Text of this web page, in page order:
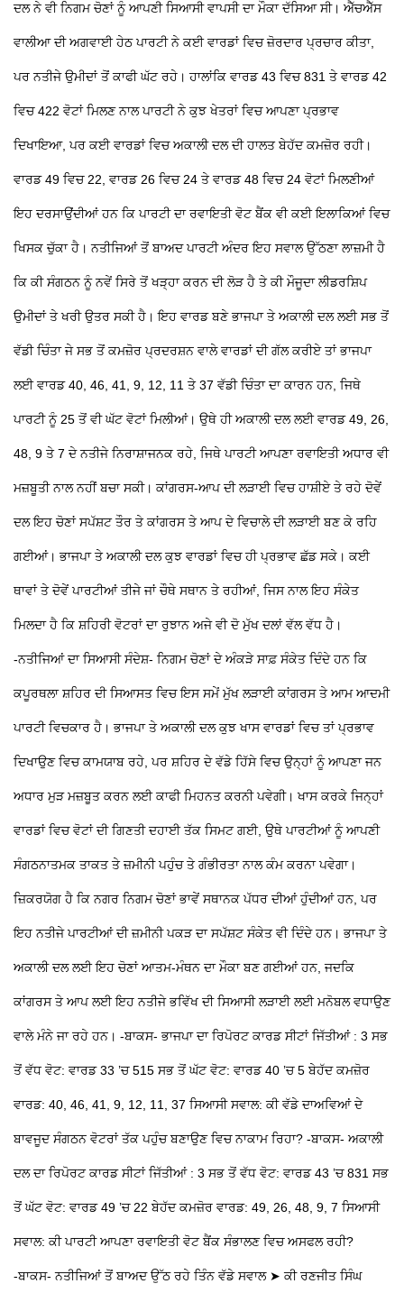
ਦਲ ਨੇ ਵੀ ਨਿਗਮ ਚੋਣਾਂ ਨੂੰ ਆਪਣੀ ਸਿਆਸੀ ਵਾਪਸੀ ਦਾ ਮੌਕਾ ਦੱਸਿਆ ਸੀ। ਐੱਚਐੱਸ
ਵਾਲੀਆ ਦੀ ਅਗਵਾਈ ਹੇਠ ਪਾਰਟੀ ਨੇ ਕਈ ਵਾਰਡਾਂ ਵਿਚ ਜ਼ੋਰਦਾਰ ਪ੍ਰਚਾਰ ਕੀਤਾ,
ਪਰ ਨਤੀਜੇ ਉਮੀਦਾਂ ਤੋਂ ਕਾਫੀ ਘੱਟ ਰਹੇ। ਹਾਲਾਂਕਿ ਵਾਰਡ 43 ਵਿਚ 831 ਤੇ ਵਾਰਡ 42
ਵਿਚ 422 ਵੋਟਾਂ ਮਿਲਣ ਨਾਲ ਪਾਰਟੀ ਨੇ ਕੁਝ ਖੇਤਰਾਂ ਵਿਚ ਆਪਣਾ ਪ੍ਰਭਾਵ
ਦਿਖਾਇਆ, ਪਰ ਕਈ ਵਾਰਡਾਂ ਵਿਚ ਅਕਾਲੀ ਦਲ ਦੀ ਹਾਲਤ ਬੇਹੱਦ ਕਮਜ਼ੋਰ ਰਹੀ।
ਵਾਰਡ 49 ਵਿਚ 22, ਵਾਰਡ 26 ਵਿਚ 24 ਤੇ ਵਾਰਡ 48 ਵਿਚ 24 ਵੋਟਾਂ ਮਿਲਣੀਆਂ
ਇਹ ਦਰਸਾਉਂਦੀਆਂ ਹਨ ਕਿ ਪਾਰਟੀ ਦਾ ਰਵਾਇਤੀ ਵੋਟ ਬੈਂਕ ਵੀ ਕਈ ਇਲਾਕਿਆਂ ਵਿਚ
ਖਿਸਕ ਚੁੱਕਾ ਹੈ। ਨਤੀਜਿਆਂ ਤੋਂ ਬਾਅਦ ਪਾਰਟੀ ਅੰਦਰ ਇਹ ਸਵਾਲ ਉੱਠਣਾ ਲਾਜ਼ਮੀ ਹੈ
ਕਿ ਕੀ ਸੰਗਠਨ ਨੂੰ ਨਵੇਂ ਸਿਰੇ ਤੋਂ ਖੜ੍ਹਾ ਕਰਨ ਦੀ ਲੋੜ ਹੈ ਤੇ ਕੀ ਮੌਜੂਦਾ ਲੀਡਰਸ਼ਿਪ
ਉਮੀਦਾਂਤੇ ਖਰੀ ਉਤਰ ਸਕੀ ਹੈ।ਇਹ ਵਾਰਡ ਬਣੇ ਭਾਜਪਾ ਤੇ ਅਕਾਲੀ ਦਲ ਲਈ ਸਭ ਤੋਂ
ਵੱਡੀ ਚਿੰਤਾਜੇ ਸਭ ਤੋਂ ਕਮਜ਼ੋਰ ਪ੍ਰਦਰਸ਼ਨ ਵਾਲੇ ਵਾਰਡਾਂ ਦੀ ਗੱਲ ਕਰੀਏ ਤਾਂ ਭਾਜਪਾ
ਲਈ ਵਾਰਡ 40, 46, 41, 9, 12, 11 ਤੇ 37 ਵੱਡੀ ਚਿੰਤਾ ਦਾ ਕਾਰਨ ਹਨ, ਜਿਥੇ
ਪਾਰਟੀ ਨੂੰ 25 ਤੋਂ ਵੀ ਘੱਟ ਵੋਟਾਂ ਮਿਲੀਆਂ। ਉਥੇ ਹੀ ਅਕਾਲੀ ਦਲ ਲਈ ਵਾਰਡ 49, 26,
48, 9 ਤੇ 7 ਦੇ ਨਤੀਜੇ ਨਿਰਾਸ਼ਾਜਨਕ ਰਹੇ, ਜਿਥੇ ਪਾਰਟੀ ਆਪਣਾ ਰਵਾਇਤੀ ਅਧਾਰ ਵੀ
ਮਜ਼ਬੂਤੀ ਨਾਲ ਨਹੀਂ ਬਚਾ ਸਕੀ।ਕਾਂਗਰਸ-ਆਪ ਦੀ ਲੜਾਈ ਵਿਚ ਹਾਸ਼ੀਏਤੇ ਰਹੇ ਦੋਵੇਂ
ਦਲਇਹ ਚੋਣਾਂ ਸਪੱਸ਼ਟ ਤੌਰ ਤੇ ਕਾਂਗਰਸ ਤੇ ਆਪ ਦੇ ਵਿਚਾਲੇ ਦੀ ਲੜਾਈ ਬਣ ਕੇ ਰਹਿ
ਗਈਆਂ। ਭਾਜਪਾ ਤੇ ਅਕਾਲੀ ਦਲ ਕੁਝ ਵਾਰਡਾਂ ਵਿਚ ਹੀ ਪ੍ਰਭਾਵ ਛੱਡ ਸਕੇ। ਕਈ
ਥਾਵਾਂਤੇ ਦੋਵੇਂ ਪਾਰਟੀਆਂ ਤੀਜੇ ਜਾਂ ਚੌਥੇ ਸਥਾਨ ਤੇ ਰਹੀਆਂ, ਜਿਸ ਨਾਲ ਇਹ ਸੰਕੇਤ
ਮਿਲਦਾ ਹੈ ਕਿ ਸ਼ਹਿਰੀ ਵੋਟਰਾਂ ਦਾ ਰੁਝਾਨ ਅਜੇ ਵੀ ਦੋ ਮੁੱਖ ਦਲਾਂ ਵੱਲ ਵੱਧ ਹੈ।
-ਨਤੀਜਿਆਂ ਦਾ ਸਿਆਸੀ ਸੰਦੇਸ਼- ਨਿਗਮ ਚੋਣਾਂ ਦੇ ਅੰਕੜੇ ਸਾਫ਼ ਸੰਕੇਤ ਦਿੰਦੇ ਹਨ ਕਿ
ਕਪੂਰਥਲਾ ਸ਼ਹਿਰ ਦੀ ਸਿਆਸਤ ਵਿਚ ਇਸ ਸਮੇਂ ਮੁੱਖ ਲੜਾਈ ਕਾਂਗਰਸ ਤੇ ਆਮ ਆਦਮੀ
ਪਾਰਟੀ ਵਿਚਕਾਰ ਹੈ। ਭਾਜਪਾ ਤੇ ਅਕਾਲੀ ਦਲ ਕੁਝ ਖਾਸ ਵਾਰਡਾਂ ਵਿਚ ਤਾਂ ਪ੍ਰਭਾਵ
ਦਿਖਾਉਣ ਵਿਚ ਕਾਮਯਾਬ ਰਹੇ, ਪਰ ਸ਼ਹਿਰ ਦੇ ਵੱਡੇ ਹਿੱਸੇ ਵਿਚ ਉਨ੍ਹਾਂ ਨੂੰ ਆਪਣਾ ਜਨ
ਅਧਾਰ ਮੁੜ ਮਜ਼ਬੂਤ ਕਰਨ ਲਈ ਕਾਫੀ ਮਿਹਨਤ ਕਰਨੀ ਪਵੇਗੀ। ਖਾਸ ਕਰਕੇ ਜਿਨ੍ਹਾਂ
ਵਾਰਡਾਂ ਵਿਚ ਵੋਟਾਂ ਦੀ ਗਿਣਤੀ ਦਹਾਈ ਤੱਕ ਸਿਮਟ ਗਈ, ਉਥੇ ਪਾਰਟੀਆਂ ਨੂੰ ਆਪਣੀ
ਸੰਗਠਨਾਤਮਕ ਤਾਕਤ ਤੇ ਜ਼ਮੀਨੀ ਪਹੁੰਚਤੇ ਗੰਭੀਰਤਾ ਨਾਲ ਕੰਮ ਕਰਨਾ ਪਵੇਗਾ।
ਜ਼ਿਕਰਯੋਗ ਹੈ ਕਿ ਨਗਰ ਨਿਗਮ ਚੋਣਾਂ ਭਾਵੇਂ ਸਥਾਨਕ ਪੱਧਰ ਦੀਆਂ ਹੁੰਦੀਆਂ ਹਨ, ਪਰ
ਇਹ ਨਤੀਜੇ ਪਾਰਟੀਆਂ ਦੀ ਜ਼ਮੀਨੀ ਪਕੜ ਦਾ ਸਪੱਸ਼ਟ ਸੰਕੇਤ ਵੀ ਦਿੰਦੇ ਹਨ। ਭਾਜਪਾ ਤੇ
ਅਕਾਲੀ ਦਲ ਲਈ ਇਹ ਚੋਣਾਂ ਆਤਮ-ਮੰਥਨ ਦਾ ਮੌਕਾ ਬਣ ਗਈਆਂ ਹਨ, ਜਦਕਿ
ਕਾਂਗਰਸ ਤੇ ਆਪ ਲਈ ਇਹ ਨਤੀਜੇ ਭਵਿੱਖ ਦੀ ਸਿਆਸੀ ਲੜਾਈ ਲਈ ਮਨੋਬਲ ਵਧਾਉਣ
ਵਾਲੇ ਮੰਨੇ ਜਾ ਰਹੇ ਹਨ। -ਬਾਕਸ-ਭਾਜਪਾ ਦਾ ਰਿਪੋਰਟ ਕਾਰਡਸੀਟਾਂ ਜਿੱਤੀਆਂ : 3 ਸਭ
ਤੋਂ ਵੱਧ ਵੋਟ: ਵਾਰਡ 33 ’ਚ 515 ਸਭ ਤੋਂ ਘੱਟ ਵੋਟ: ਵਾਰਡ 40 ’ਚ 5ਬੇਹੱਦ ਕਮਜ਼ੋਰ
ਵਾਰਡ: 40, 46, 41, 9, 12, 11, 37 ਸਿਆਸੀ ਸਵਾਲ:ਕੀ ਵੱਡੇ ਦਾਅਵਿਆਂ ਦੇ
ਬਾਵਜੂਦ ਸੰਗਠਨ ਵੋਟਰਾਂ ਤੱਕ ਪਹੁੰਚ ਬਣਾਉਣ ਵਿਚ ਨਾਕਾਮ ਰਿਹਾ? -ਬਾਕਸ- ਅਕਾਲੀ
ਦਲ ਦਾ ਰਿਪੋਰਟ ਕਾਰਡਸੀਟਾਂ ਜਿੱਤੀਆਂ : 3 ਸਭ ਤੋਂ ਵੱਧ ਵੋਟ: ਵਾਰਡ 43 ’ਚ 831 ਸਭ
ਤੋਂ ਘੱਟ ਵੋਟ: ਵਾਰਡ 49 ’ਚ 22ਬੇਹੱਦ ਕਮਜ਼ੋਰ ਵਾਰਡ: 49, 26, 48, 9, 7 ਸਿਆਸੀ
ਸਵਾਲ:ਕੀ ਪਾਰਟੀ ਆਪਣਾ ਰਵਾਇਤੀ ਵੋਟ ਬੈਂਕ ਸੰਭਾਲਣ ਵਿਚ ਅਸਫਲ ਰਹੀ?
-ਬਾਕਸ-ਨਤੀਜਿਆਂ ਤੋਂ ਬਾਅਦ ਉੱਠ ਰਹੇ ਤਿੰਨ ਵੱਡੇ ਸਵਾਲ ➤ ਕੀ ਰਣਜੀਤ ਸਿੰਘ